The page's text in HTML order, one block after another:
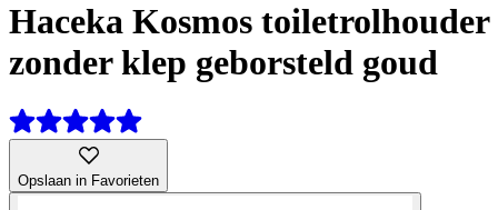
Haceka Kosmos toiletrolhouder
zonder klep geborsteld goud
Opslaan in Favorieten